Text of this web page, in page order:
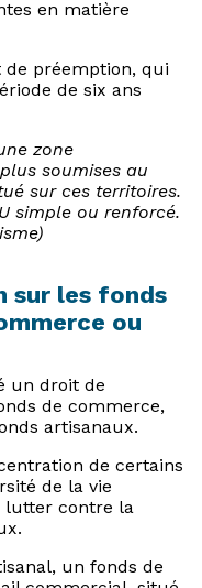
en matière
préemption, qui
de six ans
zone
soumises au
sur ces territoires.
simple ou renforcé.
sur les fonds
ou
un droit de
de commerce,
artisanaux.
de certains
de la vie
lutter contre la
un fonds de